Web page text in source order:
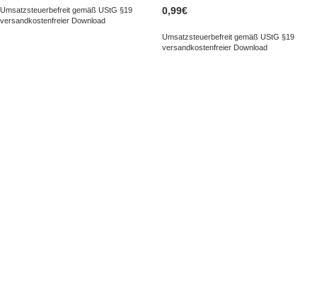
Umsatzsteuerbefreit gemäß UStG §19
versandkostenfreier Download
0,99€
Umsatzsteuerbefreit gemäß UStG §19
versandkostenfreier Download